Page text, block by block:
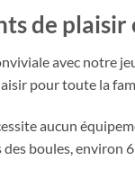
de plaisir
avec notre
pour toute la
aucun
boules,